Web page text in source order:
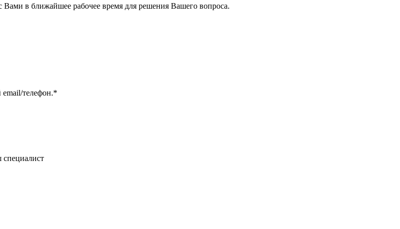
в ближайшее рабочее время для решения Вашего вопроса.
телефон.*